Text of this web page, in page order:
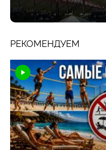
РЕКОМЕНДУЕМ